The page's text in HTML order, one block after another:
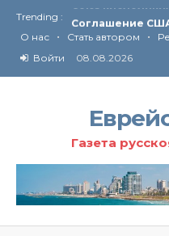
Trending :
Соглашение
Технология
О нас • Стать автором •
Войти
08.08.2026
Газета